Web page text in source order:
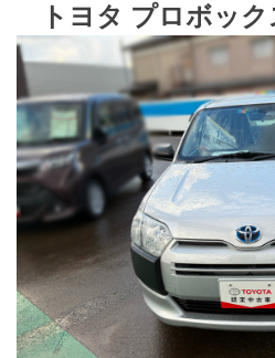
トヨタ プロボッ